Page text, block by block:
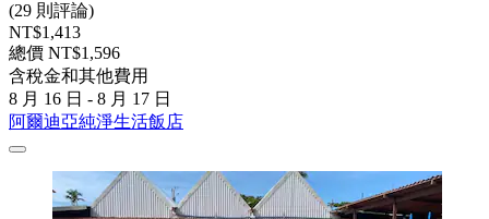
(29 則評論)
NT$1,413
總價 NT$1,596
含稅金和其他費用
8 月 16 日 - 8 月 17 日
阿爾迪亞純淨生活飯店